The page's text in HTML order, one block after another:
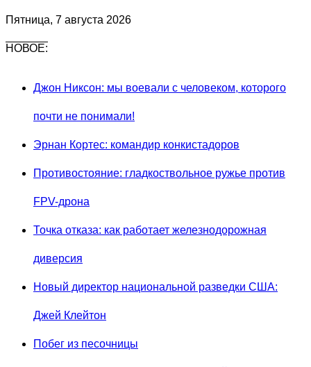
Пятница, 7 августа 2026
НОВОЕ:
Джон Никсон: мы воевали с человеком, которого
почти не понимали!
Эрнан Кортес: командир конкистадоров
Противостояние: гладкоствольное ружье против
FPV-дрона
Точка отказа: как работает железнодорожная
диверсия
Новый директор национальной разведки США:
Джей Клейтон
Побег из песочницы